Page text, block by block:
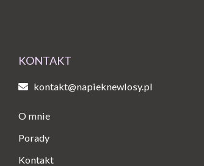
KONTAKT
kontakt@napieknewlosy.pl
O mnie
Porady
Kontakt